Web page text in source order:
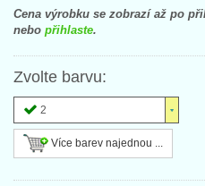
Cena výrobku se zobrazí až po
nebo přihlaste.
Zvolte barvu:
2
Více barev najednou ...